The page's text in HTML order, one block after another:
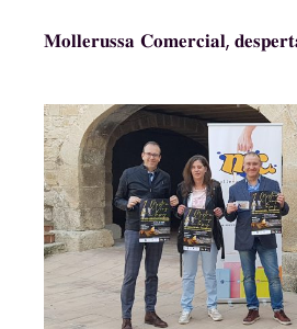
𝐌𝐨𝐥𝐥𝐞𝐫𝐮𝐬𝐬𝐚 𝐂𝐨𝐦𝐞𝐫𝐜𝐢𝐚𝐥,